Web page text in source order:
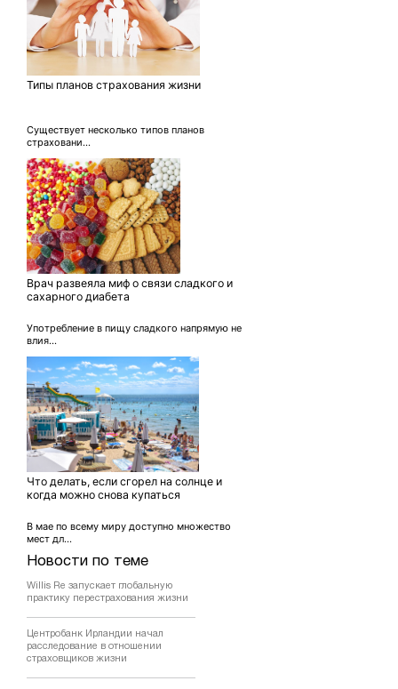
Новости по теме
Willis Re запускает глобальную
практику перестрахования жизни
Центробанк Ирландии начал
расследование в отношении
страховщиков жизни
Типы планов страхования жизни
Существует несколько типов планов
страховани...
Врач развеяла миф о связи сладкого и
сахарного диабета
Употребление в пищу сладкого напрямую не
влия...
Что делать, если сгорел на солнце и
когда можно снова купаться
В мае по всему миру доступно множество
мест дл...